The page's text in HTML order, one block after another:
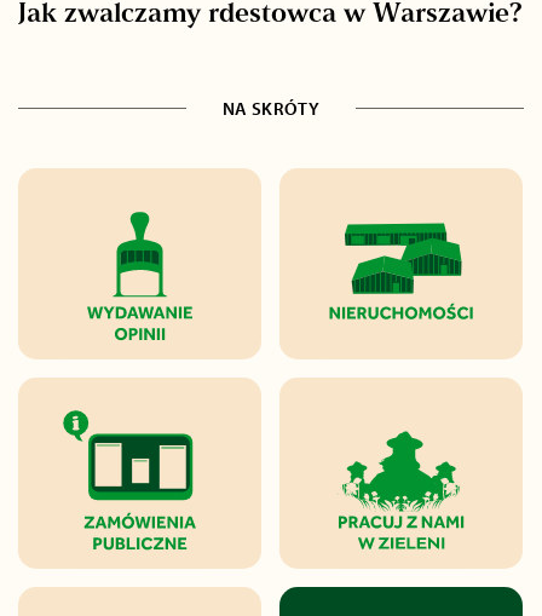
Jak zwalczamy rdestowca w Warszawie?
NA SKRÓTY